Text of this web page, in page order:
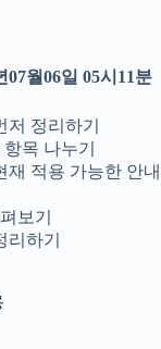
월06일 05시11분
정리하기
목 나누기
재 적용 가능한 안내
보기
하기